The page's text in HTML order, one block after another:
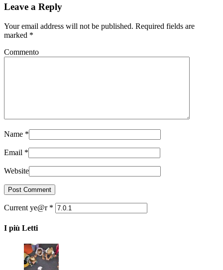
Leave a Reply
Your email address will not be published. Required fields are
marked *
Commento
Name *
Email *
Website
Current ye@r *
I più Letti